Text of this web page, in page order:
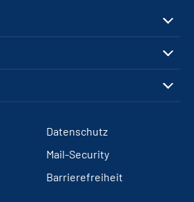
Datenschutz
Mail-Security
Barrierefreiheit